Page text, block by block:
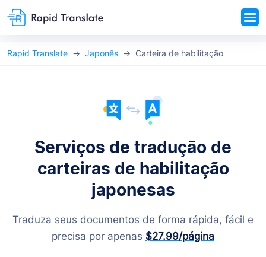
Rapid Translate Japonês Carteira de habilitação
Serviços de tradução de
carteiras de habilitação
japonesas
Traduza seus documentos de forma rápida, fácil e
precisa por apenas $27.99/página